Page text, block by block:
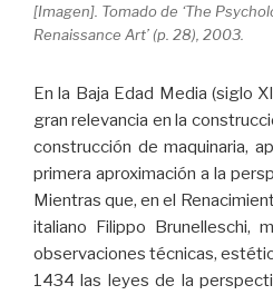
[Imagen]. Tomado de ‘The
Renaissance Art’ (p. 28), 2003.
En la Baja Edad Media (siglo
gran relevancia en la
construcción de maquinaria,
primera aproximación a la
Mientras que, en el
italiano Filippo Brunelleschi,
observaciones técnicas,
1434 las leyes de la